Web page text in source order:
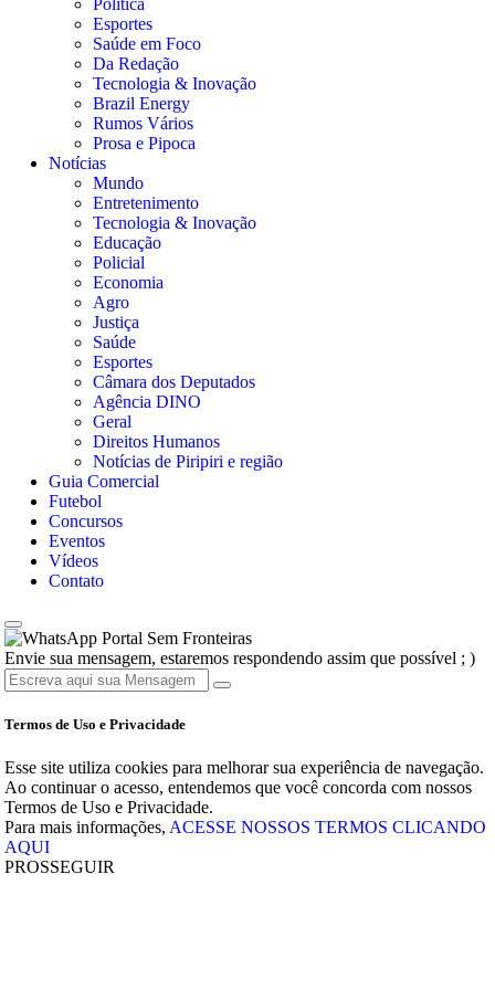
Política
Esportes
Saúde em Foco
Da Redação
Tecnologia & Inovação
Brazil Energy
Rumos Vários
Prosa e Pipoca
Notícias
Mundo
Entretenimento
Tecnologia & Inovação
Educação
Policial
Economia
Agro
Justiça
Saúde
Esportes
Câmara dos Deputados
Agência DINO
Geral
Direitos Humanos
Notícias de Piripiri e região
Guia Comercial
Futebol
Concursos
Eventos
Vídeos
Contato
Portal Sem Fronteiras
Envie sua mensagem, estaremos respondendo assim que possível ; )
Termos de Uso e Privacidade
Esse site utiliza cookies para melhorar sua experiência de navegação.
Ao continuar o acesso, entendemos que você concorda com nossos
Termos de Uso e Privacidade.
Para mais informações,ACESSE NOSSOS TERMOS CLICANDO
AQUI
PROSSEGUIR